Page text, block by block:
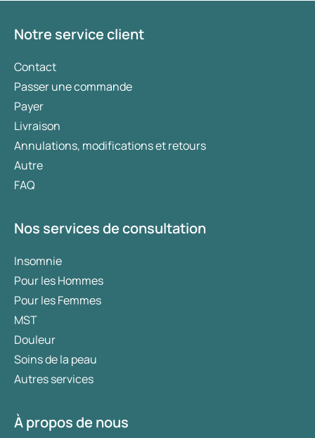
Notre service client
Contact
Passer une commande
Payer
Livraison
Annulations, modifications et retours
Autre
FAQ
Nos services de consultation
Insomnie
Pour les Hommes
Pour les Femmes
MST
Douleur
Soins de la peau
Autres services
À propos de nous